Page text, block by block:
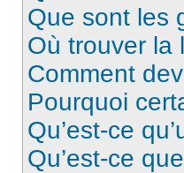
Que sont les
Où trouver la
Comment
Pourquoi
Qu’est-ce
Qu’est-ce